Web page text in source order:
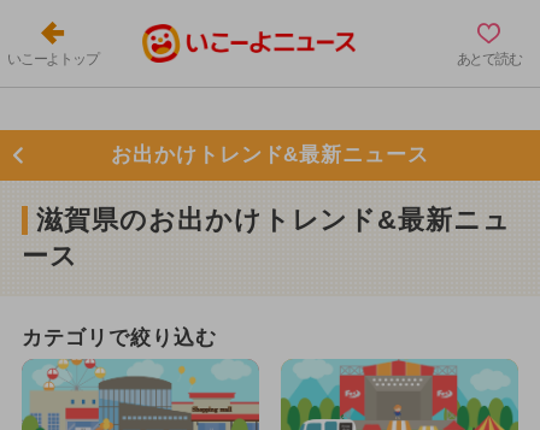
いこーよトップ あとで読む
お出かけトレンド&最新ニュース
滋賀県のお出かけトレンド&最新ニュ
ース
カテゴリで絞り込む